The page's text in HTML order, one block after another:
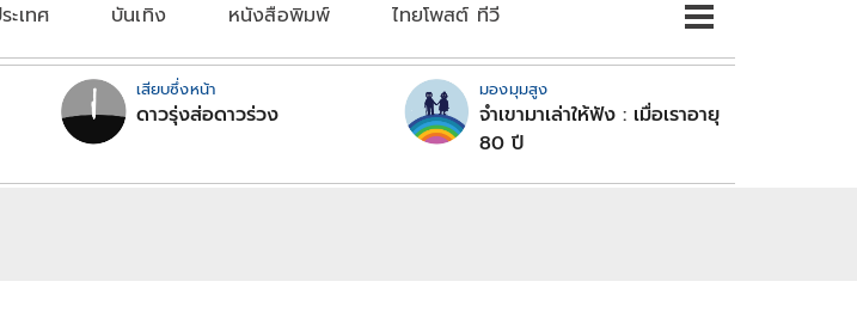
ะเทศ บันเทิง หนังสือพิมพ์ ไทยโพสต์ ทีวี
เสียบซึ่งหน้า
ดาวรุ่งส่อดาวร่วง
มองมุมสูง
จำเขามาเล่าให้ฟัง : เมื่อเราอายุ
80 ปี